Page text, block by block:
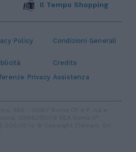
Policy Condizioni Generali
Credits
Privacy Assistenza
Il Tempo Shopping